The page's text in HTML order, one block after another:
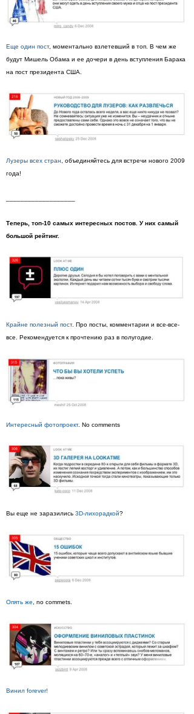
Еще один пост, моментально взлетевший в топ. В чем же
будут Мишель Обама и ее дочери в день вступления Барака
на пост президента США.
Лузеры всех стран , объединяйтесь для встречи нового 2009
года!
Теперь, топ-10 самых интересных постов. У них самый
большой рейтинг.
Крайне полезный пост. Про посты, комментарии и все-все-
все. Рекомендуется к прочтению раз в полугодие.
Интересный фотопроект. No comments
Вы еще не заразились 3D-лихорадкой?
Опять же , no commets.
Винил forever!